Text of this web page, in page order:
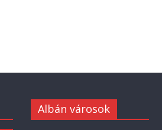
Albán városok